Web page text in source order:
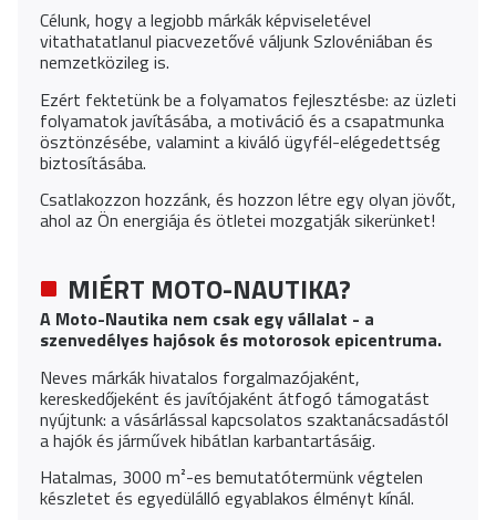
Célunk, hogy a legjobb márkák képviseletével
vitathatatlanul piacvezetővé váljunk Szlovéniában és
nemzetközileg is.
Ezért fektetünk be a folyamatos fejlesztésbe: az üzleti
folyamatok javításába, a motiváció és a csapatmunka
ösztönzésébe, valamint a kiváló ügyfél-elégedettség
biztosításába.
Csatlakozzon hozzánk, és hozzon létre egy olyan jövőt,
ahol az Ön energiája és ötletei mozgatják sikerünket!
MIÉRT MOTO-NAUTIKA?
A Moto-Nautika nem csak egy vállalat - a
szenvedélyes hajósok és motorosok epicentruma.
Neves márkák hivatalos forgalmazójaként,
kereskedőjeként és javítójaként átfogó támogatást
nyújtunk: a vásárlással kapcsolatos szaktanácsadástól
a hajók és járművek hibátlan karbantartásáig.
Hatalmas, 3000 m²-es bemutatótermünk végtelen
készletet és egyedülálló egyablakos élményt kínál.